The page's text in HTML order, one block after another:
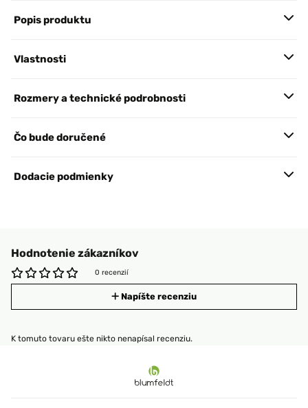
Popis produktu
Vlastnosti
Rozmery a technické podrobnosti
Čo bude doručené
Dodacie podmienky
Hodnotenie zákazníkov
0 recenzií
Napíšte recenziu
K tomuto tovaru ešte nikto nenapísal recenziu.